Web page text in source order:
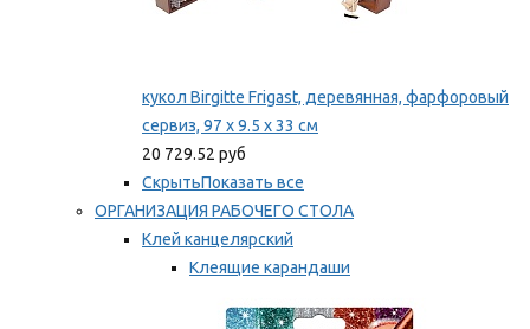
кукол Birgitte Frigast, деревянная, фарфоровый
сервиз, 97 x 9.5 x 33 см
20 729.52 руб
СкрытьПоказать все
ОРГАНИЗАЦИЯ РАБОЧЕГО СТОЛА
Клей канцелярский
Клеящие карандаши
Мы рекомендуем